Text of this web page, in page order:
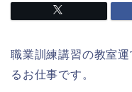
職業訓練講習の教室
るお仕事です。